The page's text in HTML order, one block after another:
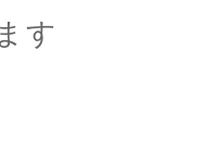
す